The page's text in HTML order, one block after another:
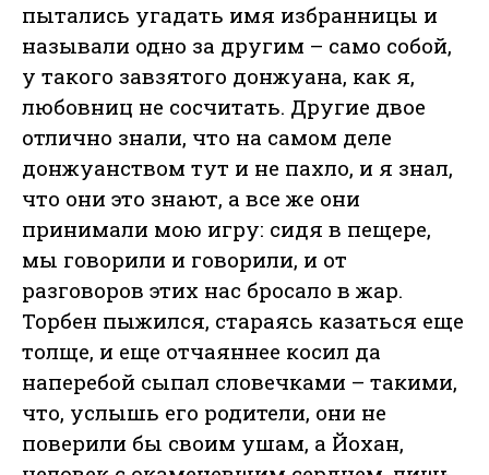
пытались угадать имя избранницы и
называли одно за другим – само собой,
у такого завзятого донжуана, как я,
любовниц не сосчитать. Другие двое
отлично знали, что на самом деле
донжуанством тут и не пахло, и я знал,
что они это знают, а все же они
принимали мою игру: сидя в пещере,
мы говорили и говорили, и от
разговоров этих нас бросало в жар.
Торбен пыжился, стараясь казаться еще
толще, и еще отчаяннее косил да
наперебой сыпал словечками – такими,
что, услышь его родители, они не
поверили бы своим ушам, а Йохан,